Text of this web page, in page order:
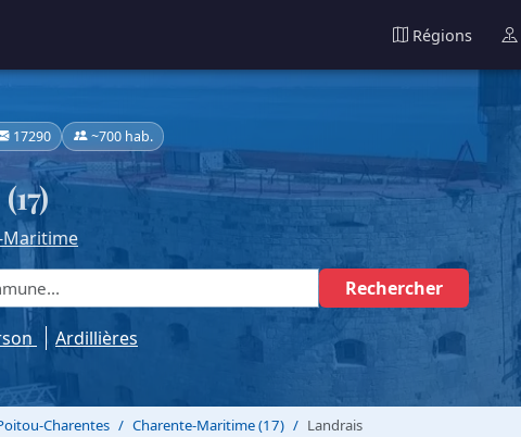
Régions
17290 ~700 hab.
(17)
Maritime
Rechercher
Ardillières
Charentes Charente-Maritime (17) Landrais